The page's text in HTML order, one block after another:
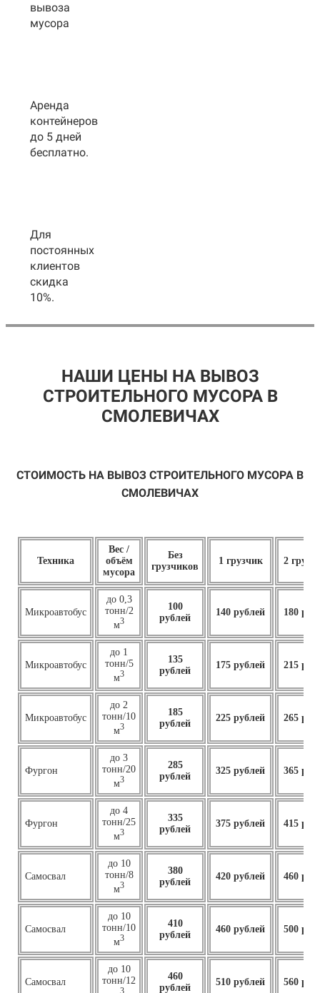
вывоза
мусора
Аренда
контейнеров
до 5 дней
бесплатно.
Для
постоянных
клиентов
скидка
10%.
НАШИ ЦЕНЫ НА ВЫВОЗ
СТРОИТЕЛЬНОГО МУСОРА В
СМОЛЕВИЧАХ
СТОИМОСТЬ НА ВЫВОЗ СТРОИТЕЛЬНОГО МУСОРА В
СМОЛЕВИЧАХ
Техника
Вес /
объём
мусора
Без
грузчиков
1 грузчик 2
Микроавтобус
до 0,3
тонн/2
м3
100
рублей
140 рублей 180
Микроавтобус
до 1
тонн/5
м3
135
рублей
175 рублей 215
Микроавтобус
до 2
тонн/10
м3
185
рублей
225 рублей 265
Фургон
до 3
тонн/20
м3
285
рублей
325 рублей 365
Фургон
до 4
тонн/25
м3
335
рублей
375 рублей 415
Самосвал
до 10
тонн/8
м3
380
рублей
420 рублей 460
Самосвал
до 10
тонн/10
м3
410
рублей
460 рублей 500
Самосвал
до 10
тонн/12
3
460
рублей
510 рублей 560